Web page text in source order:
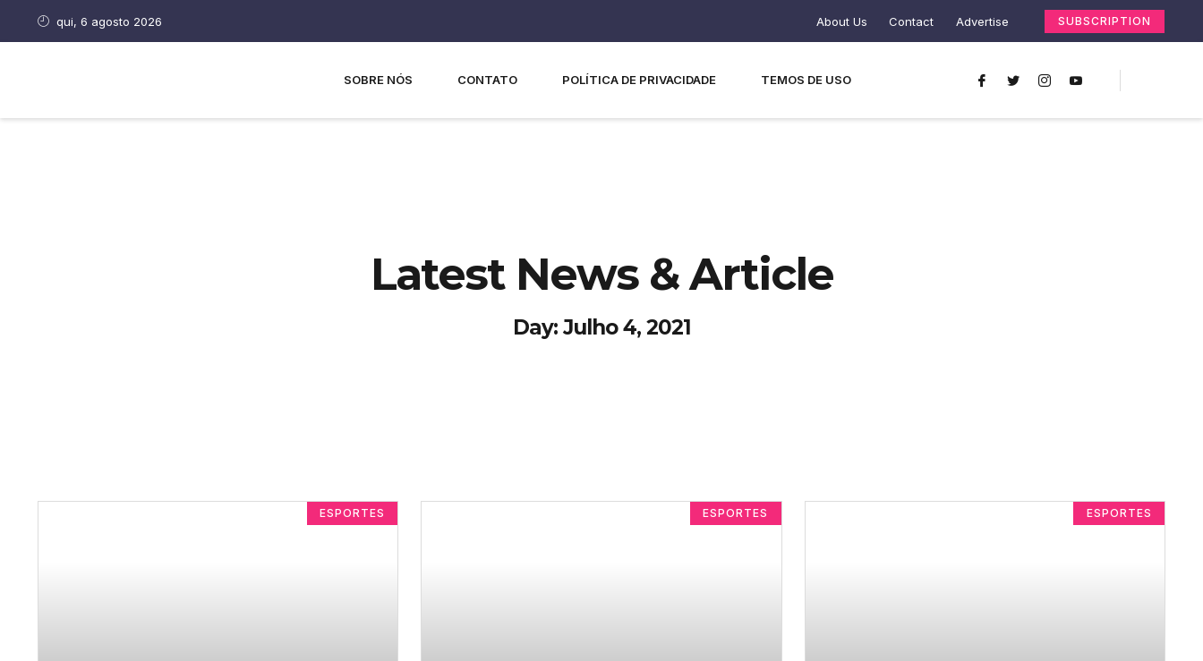
qui, 6 agosto 2026 About Us Contact Advertise SUBSCRIPTION
SOBRE NÓS CONTATO POLÍTICA DE PRIVACIDADE TEMOS DE USO
Latest News & Article
Day: Julho 4, 2021
ESPORTES ESPORTES ESPORTES